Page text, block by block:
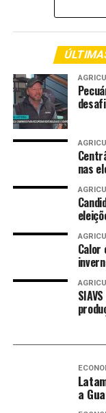
mineiro
Momi
Fauzi
banda
ao
o
e a
nas
Calor
a